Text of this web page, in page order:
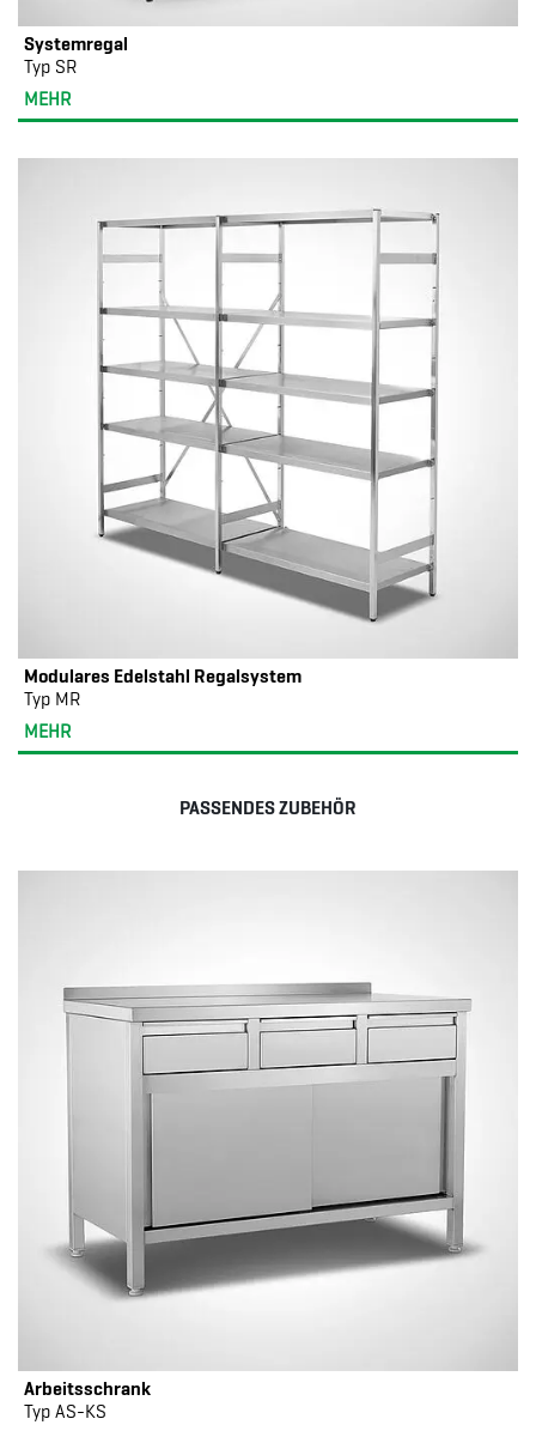
Systemregal
Typ SR
MEHR
Modulares Edelstahl Regalsystem
Typ MR
MEHR
PASSENDES ZUBEHÖR
Arbeitsschrank
Typ AS-KS